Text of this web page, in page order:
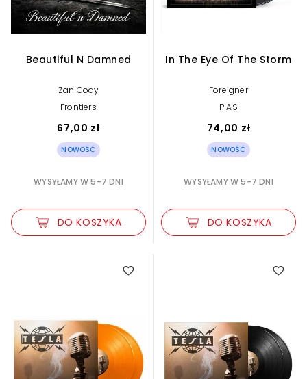
Beautiful N Damned
Zan Cody
Frontiers
67,00 zł
NOWOŚĆ
WYSYŁAMY W 5-7 DNI
DO KOSZYKA
In The Eye Of The Storm
Foreigner
PIAS
74,00 zł
NOWOŚĆ
WYSYŁAMY W 5-7 DNI
DO KOSZYKA